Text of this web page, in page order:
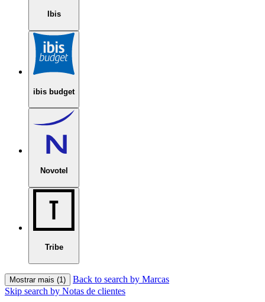
Ibis
ibis budget
Novotel
Tribe
Mostrar mais (1)
Back to search by Marcas
Skip search by Notas de clientes